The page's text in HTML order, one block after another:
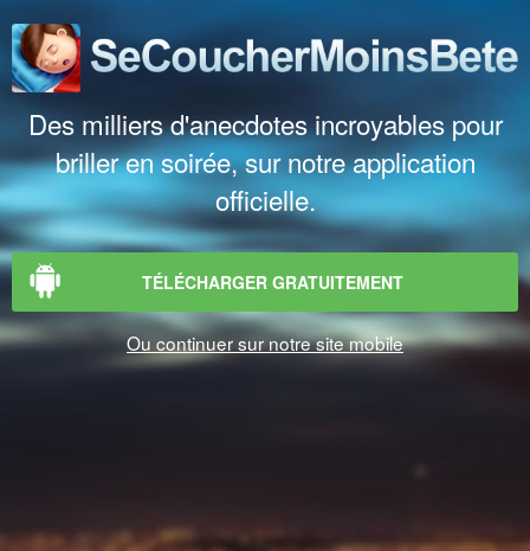
Des milliers d'anecdotes incroyables pour
briller en soirée, sur notre application
officielle.
TÉLÉCHARGER GRATUITEMENT
Ou continuer sur notre site mobile